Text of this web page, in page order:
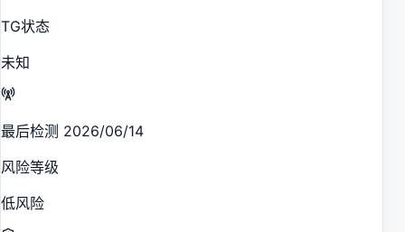
TG状态
未知
最后检测 2026/06/14
风险等级
低风险